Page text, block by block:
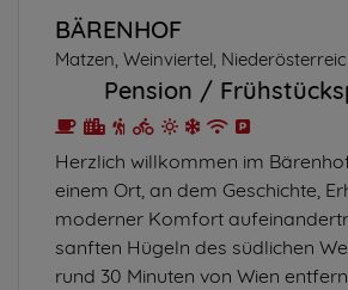
BÄRENHOF
Matzen, Weinviertel,
Pension
Herzlich willkommen im
einem Ort, an dem Geschichte,
moderner Komfort
sanften Hügeln des südlichen
rund 30 Minuten von Wien